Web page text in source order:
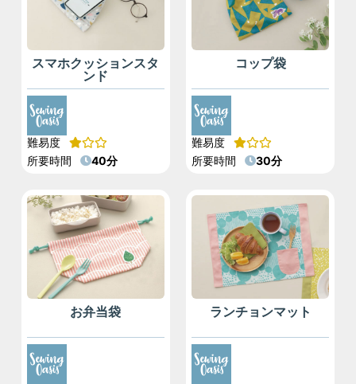
スマホクッションスタ
ンド
難易度
所要時間
40分
コップ袋
難易度
所要時間
30分
お弁当袋 ランチョンマット